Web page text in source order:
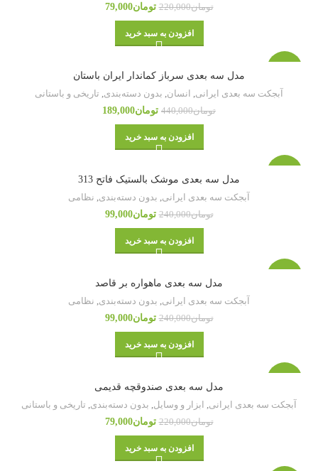
تومان220,000 تومان79,000
افزودن به سبد خرید
مدل سه بعدی سرباز کماندار ایران باستان
آبجکت سه بعدی ایرانی انسان بدون دسته‌بندی تاریخی و باستانی
تومان440,000 تومان189,000
افزودن به سبد خرید
مدل سه بعدی موشک بالستیک فاتح 313
آبجکت سه بعدی ایرانی بدون دسته‌بندی نظامی
تومان240,000 تومان99,000
افزودن به سبد خرید
مدل سه بعدی ماهواره بر قاصد
آبجکت سه بعدی ایرانی بدون دسته‌بندی نظامی
تومان240,000 تومان99,000
افزودن به سبد خرید
مدل سه بعدی صندوقچه قدیمی
آبجکت سه بعدی ایرانی ابزار و وسایل بدون دسته‌بندی تاریخی و باستانی
تومان220,000 تومان79,000
افزودن به سبد خرید